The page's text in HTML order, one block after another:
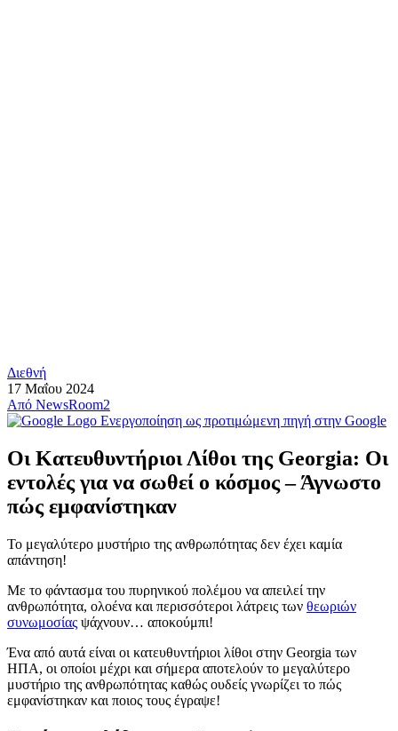
Διεθνή
17 Μαΐου 2024
Από NewsRoom2
Ενεργοποίηση ως προτιμώμενη πηγή στην Google
Οι Κατευθυντήριοι Λίθοι της Georgia: Οι
εντολές για να σωθεί ο κόσμος – Άγνωστο
πώς εμφανίστηκαν
Το μεγαλύτερο μυστήριο της ανθρωπότητας δεν έχει καμία
απάντηση!
Με το φάντασμα του πυρηνικού πολέμου να απειλεί την
ανθρωπότητα, ολοένα και περισσότεροι λάτρεις των θεωριών
συνωμοσίας ψάχνουν… αποκούμπι!
Ένα από αυτά είναι οι κατευθυντήριοι λίθοι στην Georgia των
ΗΠΑ, οι οποίοι μέχρι και σήμερα αποτελούν το μεγαλύτερο
μυστήριο της ανθρωπότητας καθώς ουδείς γνωρίζει το πώς
εμφανίστηκαν και ποιος τους έγραψε!